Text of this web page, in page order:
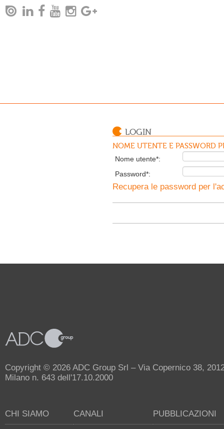
LOGIN
NOME UTENTE E PASSWORD
Nome utente*:
Password*:
Recupera le password per
Copyright © 2026 ADC Group Srl – Via Copernico 38,
Milano n. 643 dell'17.10.2000
CHI SIAMO CANALI PUBBLICAZIONI